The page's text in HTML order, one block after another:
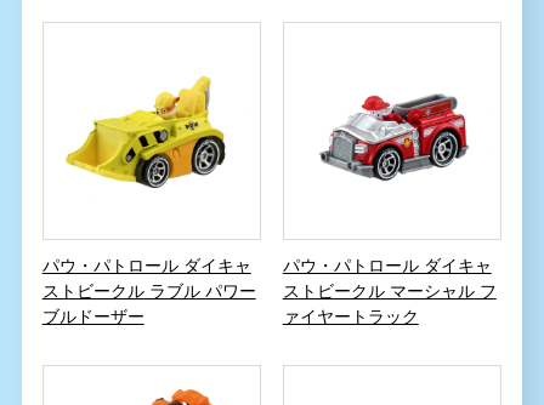
パウ・パトロール ダイキャ
ストビークル ラブル パワー
ブルドーザー
パウ・パトロール ダイキャ
ストビークル マーシャル フ
ァイヤートラック